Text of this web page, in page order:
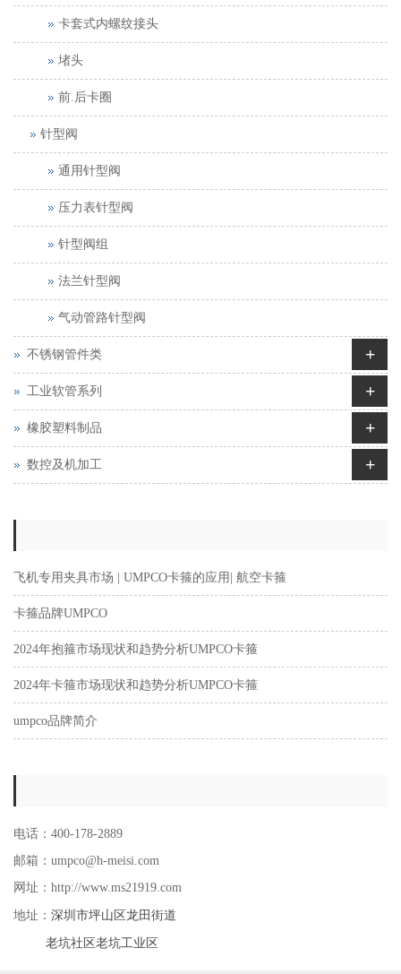
卡套式内螺纹接头
堵头
前.后卡圈
针型阀
通用针型阀
压力表针型阀
针型阀组
法兰针型阀
气动管路针型阀
不锈钢管件类 +
工业软管系列 +
橡胶塑料制品 +
数控及机加工 +
飞机专用夹具市场 | UMPCO卡箍的应用| 航空卡箍
卡箍品牌UMPCO
2024年抱箍市场现状和趋势分析UMPCO卡箍
2024年卡箍市场现状和趋势分析UMPCO卡箍
umpco品牌简介
电话：400-178-2889
邮箱：umpco@h-meisi.com
网址：http://www.ms21919.com
地址： 深圳市坪山区龙田街道
老坑社区老坑工业区